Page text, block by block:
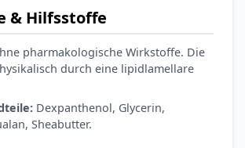
& Hilfsstoffe
pharmakologische Wirkstoffe. Die
durch eine lipidlamellare
Dexpanthenol, Glycerin,
Sheabutter.